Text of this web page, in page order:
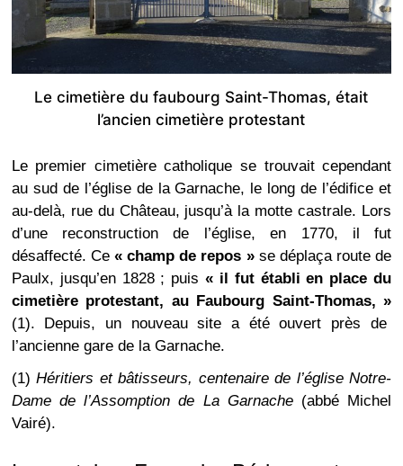
Le cimetière du faubourg Saint-Thomas, était
l’ancien cimetière protestant
Le premier cimetière catholique se trouvait cependant
au sud de l’église de la Garnache, le long de l’édifice et
au-delà, rue du Château, jusqu’à la motte castrale. Lors
d’une reconstruction de l’église, en 1770, il fut
désaffecté. Ce« champ de repos »se déplaça route de
Paulx, jusqu’en 1828 ; puis« il fut établi en place du
cimetière protestant, au Faubourg Saint-Thomas, »
(1). Depuis, un nouveau site a été ouvert près de
l’ancienne gare de la Garnache.
(1)Héritiers et bâtisseurs, centenaire de l’église Notre-
Dame de l’Assomption de La Garnache (abbé Michel
Vairé).